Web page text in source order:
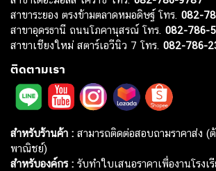
สาขาระยอง ตรงข้ามตลาดหมอดิษฐ์ โทร. 082-
สาขาอุดรธานี ถนนโภคานุสรณ์ โทร. 082-786-
สาขาเชียงใหม่ สตาร์เอวีนิว 7 โทร. 082-786-
ติดตามเรา
สำหรับร้านค้า : สามารถติดต่อสอบถามราคาส่ง (
พาณิชย์)
สำหรับองค์กร : รับทำใบเสนอราคาเพื่องานโรงเ